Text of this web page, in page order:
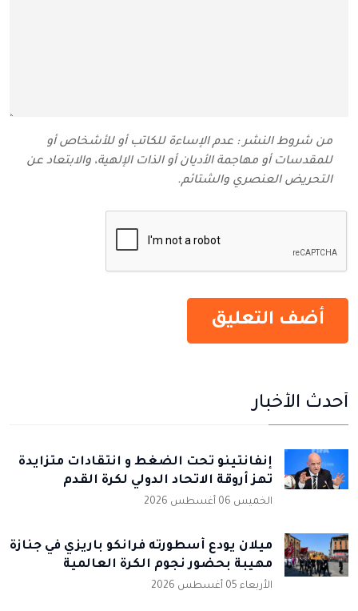
من شروط النشر : عدم الإساءة للكاتب أو للأشخاص أو
للمقدسات أو مهاجمة الأديان أو الذات الإلهية، والابتعاد عن
التحريض العنصري والشتائم‬.
أحدث الأخبار
إنفانتينو تحت الضغط و انتقادات متزايدة
تهز أروقة الاتحاد الدولي لكرة القدم
الخميس 06 أغسطس 2026
ميلان يودع أسطورته فرانكو باريزي في جنازة
مهيبة بحضور نجوم الكرة العالمية
الأربعاء 05 أغسطس 2026